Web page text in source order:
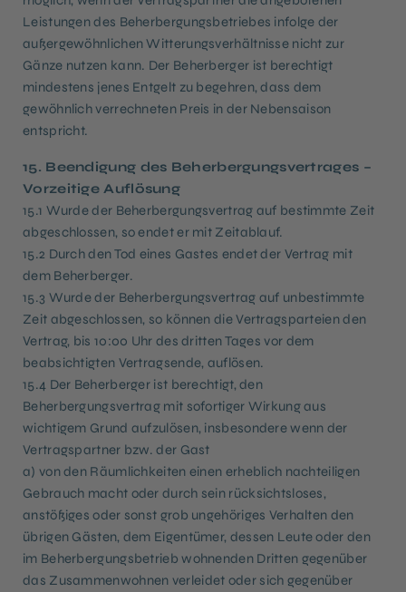
Leistungen des Beherbergungsbetriebes infolge der
außergewöhnlichen Witterungsverhältnisse nicht zur
Gänze nutzen kann. Der Beherberger ist berechtigt
mindestens jenes Entgelt zu begehren, dass dem
gewöhnlich verrechneten Preis in der Nebensaison
entspricht.
15. Beendigung des Beherbergungsvertrages –
Vorzeitige Auflösung
15.1 Wurde der Beherbergungsvertrag auf bestimmte Zeit
abgeschlossen, so endet er mit Zeitablauf.
15.2 Durch den Tod eines Gastes endet der Vertrag mit
dem Beherberger.
15.3 Wurde der Beherbergungsvertrag auf unbestimmte
Zeit abgeschlossen, so können die Vertragsparteien den
Vertrag, bis 10:00 Uhr des dritten Tages vor dem
beabsichtigten Vertragsende, auflösen.
15.4 Der Beherberger ist berechtigt, den
Beherbergungsvertrag mit sofortiger Wirkung aus
wichtigem Grund aufzulösen, insbesondere wenn der
Vertragspartner bzw. der Gast
a) von den Räumlichkeiten einen erheblich nachteiligen
Gebrauch macht oder durch sein rücksichtsloses,
anstößiges oder sonst grob ungehöriges Verhalten den
übrigen Gästen, dem Eigentümer, dessen Leute oder den
im Beherbergungsbetrieb wohnenden Dritten gegenüber
das Zusammenwohnen verleidet oder sich gegenüber